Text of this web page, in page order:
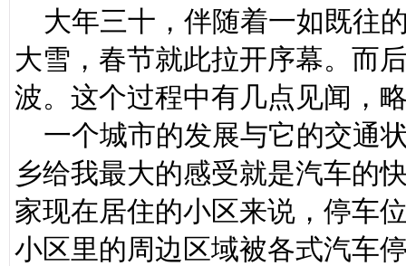
大年三十，伴随着一如既往
大雪，春节就此拉开序幕。而
波。这个过程中有几点见闻，
一个城市的发展与它的交通
乡给我最大的感受就是汽车的
家现在居住的小区来说，停车
小区里的周边区域被各式汽车